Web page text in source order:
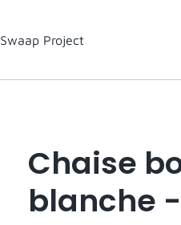
Swaap Project
Chaise
blanche